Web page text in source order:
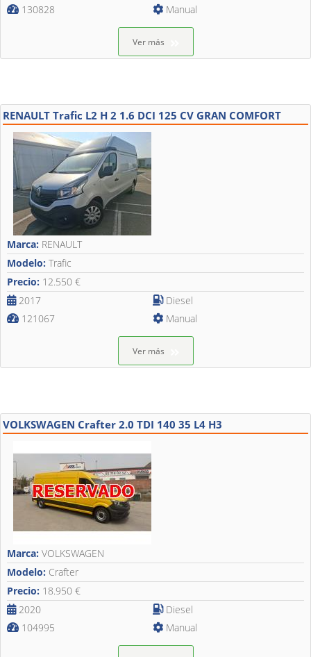
130828 Manual
Ver más
RENAULT Trafic L2 H 2 1.6 DCI 125 CV GRAN COMFORT
Marca: RENAULT
Modelo: Trafic
Precio: 12.550 €
2017
121067
Diesel
Manual
Ver más
VOLKSWAGEN Crafter 2.0 TDI 140 35 L4 H3
Marca: VOLKSWAGEN
Modelo: Crafter
Precio: 18.950 €
2020
104995
Diesel
Manual